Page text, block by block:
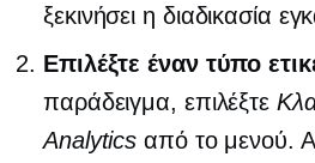
ξεκινήσει η διαδικασία
Επιλέξτε έναν τύπο
παράδειγμα, επιλέξτε
Analytics από το μενού.